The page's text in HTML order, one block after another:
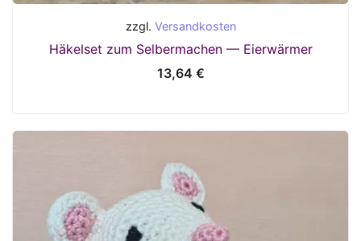
zzgl. Versandkosten
Häkelset zum Selbermachen — Eierwärmer
13,64 €